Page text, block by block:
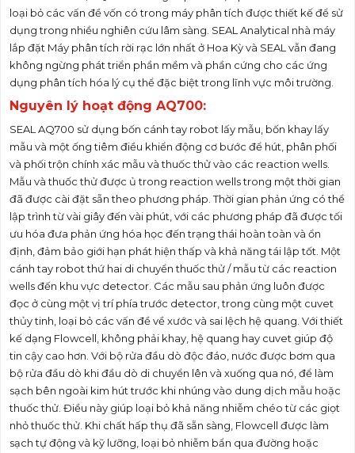
loại bỏ các vấn đề vốn có trong máy phân tích được thiết kế để sử
dụng trong nhiều nghiên cứu lâm sàng. SEAL Analytical nhà máy
lắp đặt Máy phân tích rời rạc lớn nhất ở Hoa Kỳ và SEAL vẫn đang
không ngừng phát triển phần mềm và phần cứng cho các ứng
dụng phân tích hóa lý cụ thể đặc biệt trong lĩnh vực môi trường.
Nguyên lý hoạt động AQ700:
SEAL AQ700 sử dụng bốn cánh tay robot lấy mẫu, bốn khay lấy
mẫu và một ống tiêm điều khiển động cơ bước để hút, phân phối
và phối trộn chính xác mẫu và thuốc thử vào các reaction wells.
Mẫu và thuốc thử được ủ trong reaction wells trong một thời gian
đã được cài đặt sẵn theo phương pháp. Thời gian phản ứng có thể
lập trình từ vài giây đến vài phút, với các phương pháp đã được tối
ưu hóa đưa phản ứng hóa học đến trạng thái hoàn toàn và ổn
định, đảm bảo giới hạn phát hiện thấp và khả năng tái lập tốt. Một
cánh tay robot thứ hai di chuyển thuốc thử / mẫu từ các reaction
wells đến khu vực detector. Các mẫu sau phản ứng luôn được
đọc ở cùng một vị trí phía trước detector, trong cùng một cuvet
thủy tinh, loại bỏ các vấn đề về xước và sai lệch hệ quang. Với thiết
kế dạng Flowcell, không phải khay, hệ quang hay cuvet giúp độ
tin cậy cao hơn. Với bộ rửa đầu dò độc đáo, nước được bơm qua
bộ rửa đầu dò khi đầu dò di chuyển lên và xuống qua nó, để làm
sạch bên ngoài kim hút trước khi nhúng vào dung dịch mẫu hoặc
thuốc thử. Điều này giúp loại bỏ khả năng nhiễm chéo từ các giọt
nhỏ thuốc thử. Khi chất hấp thụ đã sẵn sàng, Flowcell được làm
sạch tự động và kỹ lưỡng, loại bỏ nhiễm bẩn qua đường hoặc